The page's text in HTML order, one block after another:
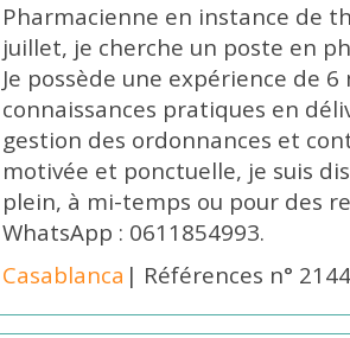
Pharmacienne en instance de
juillet, je cherche un poste en
Je possède une expérience de
connaissances pratiques en
gestion des ordonnances et
motivée et ponctuelle, je suis
plein, à mi-temps ou pour des
WhatsApp : 0611854993.
Casablanca | Références n°